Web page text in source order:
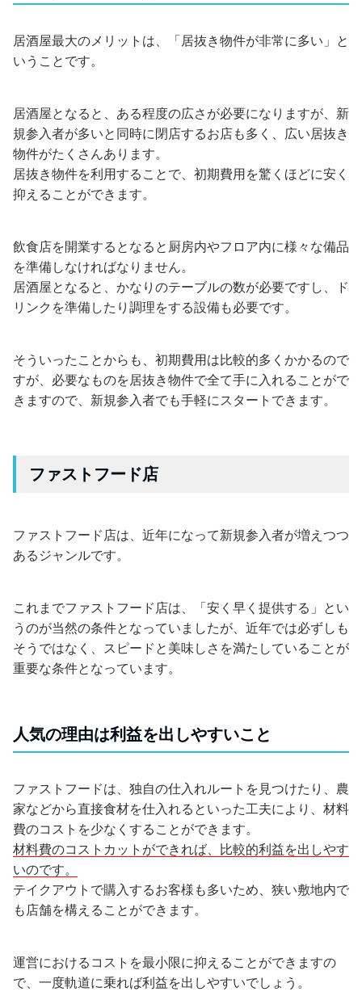
居酒屋最大のメリットは、「居抜き物件が非常に多い」と
いうことです。
居酒屋となると、ある程度の広さが必要になりますが、新
規参入者が多いと同時に閉店するお店も多く、広い居抜き
物件がたくさんあります。
居抜き物件を利用することで、初期費用を驚くほどに安く
抑えることができます。
飲食店を開業するとなると厨房内やフロア内に様々な備品
を準備しなければなりません。
居酒屋となると、かなりのテーブルの数が必要ですし、ド
リンクを準備したり調理をする設備も必要です。
そういったことからも、初期費用は比較的多くかかるので
すが、必要なものを居抜き物件で全て手に入れることがで
きますので、新規参入者でも手軽にスタートできます。
ファストフード店
ファストフード店は、近年になって新規参入者が増えつつ
あるジャンルです。
これまでファストフード店は、「安く早く提供する」とい
うのが当然の条件となっていましたが、近年では必ずしも
そうではなく、スピードと美味しさを満たしていることが
重要な条件となっています。
人気の理由は利益を出しやすいこと
ファストフードは、独自の仕入れルートを見つけたり、農
家などから直接食材を仕入れるといった工夫により、材料
費のコストを少なくすることができます。
材料費のコストカットができれば、比較的利益を出しやす
いのです。
テイクアウトで購入するお客様も多いため、狭い敷地内で
も店舗を構えることができます。
運営におけるコストを最小限に抑えることができますの
で、一度軌道に乗れば利益を出しやすいでしょう。